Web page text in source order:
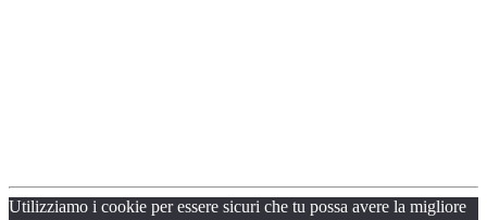
Utilizziamo i cookie per essere sicuri che tu possa avere la migliore